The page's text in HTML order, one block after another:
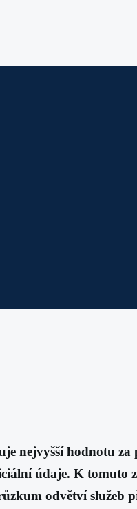
nejvyšší hodnotu za
údaje. K tomuto
odvětví služeb